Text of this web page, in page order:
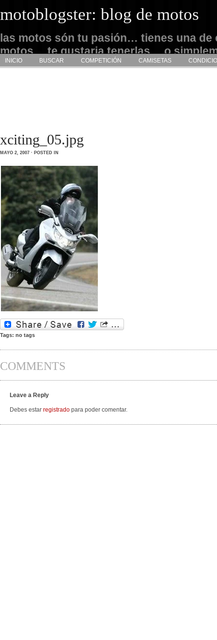
motoblogster: blog de motos
las motos són tu pasión… tienes una de
motos… te gustaria tenerlas… o
admirarlas… este es tu sitio
INICIO BUSCAR COMPETICIÓN CAMISETAS
xciting_05.jpg
MAYO 2, 2007 · POSTED IN
Tags: no tags
COMMENTS
Leave a Reply
Debes estar registrado para poder comentar.